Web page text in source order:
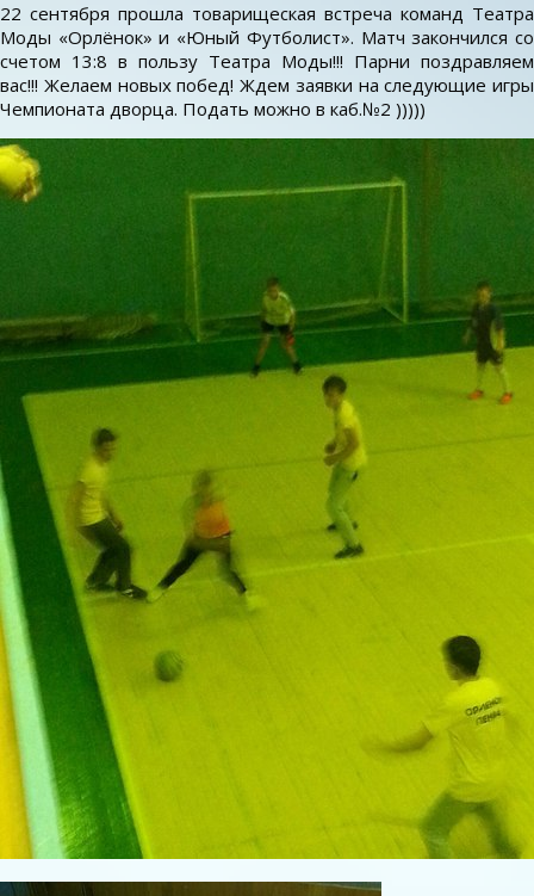
22 сентября прошла товарищеская встреча команд Театра
Моды «Орлёнок» и «Юный Футболист». Матч закончился со
счетом 13:8 в пользу Театра Моды!!! Парни поздравляем
вас!!! Желаем новых побед! Ждем заявки на следующие игры
Чемпионата дворца. Подать можно в каб.№2 )))))